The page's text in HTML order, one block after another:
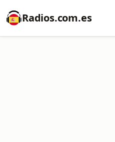
Radios.com.es